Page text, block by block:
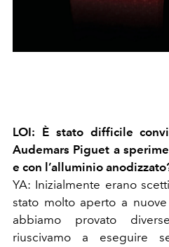
LOI: È stato difficile
Audemars Piguet a
e con l’alluminio
YA: Inizialmente erano
stato molto aperto a
abbiamo provato
riuscivamo a eseguire